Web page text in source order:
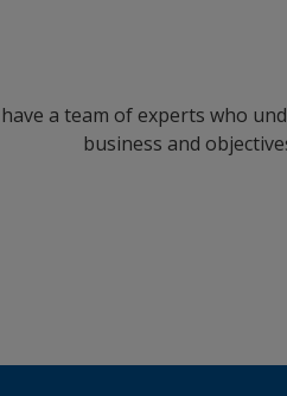
a team of experts who
business and